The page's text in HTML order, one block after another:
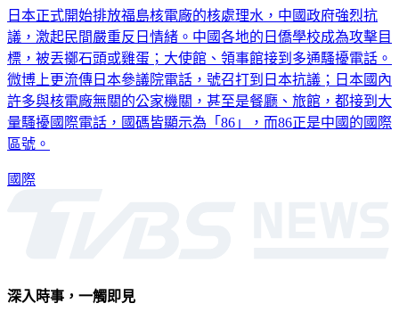
日本正式開始排放福島核電廠的核處理水，中國政府強烈抗
議，激起民間嚴重反日情緒。中國各地的日僑學校成為攻擊目
標，被丟擲石頭或雞蛋；大使館、領事館接到多通騷擾電話。
微博上更流傳日本參議院電話，號召打到日本抗議；日本國內
許多與核電廠無關的公家機關，甚至是餐廳、旅館，都接到大
量騷擾國際電話，國碼皆顯示為「86」，而86正是中國的國際
區號。
國際
深入時事，一觸即見